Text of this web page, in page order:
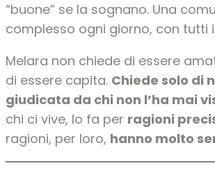
“buone” se la sognano. Una
complesso ogni giorno, con tutti
Melara non chiede di essere
di essere capita. Chiede solo di
giudicata da chi non l’ha mai
chi ci vive, lo fa per ragioni
ragioni, per loro, hanno molto